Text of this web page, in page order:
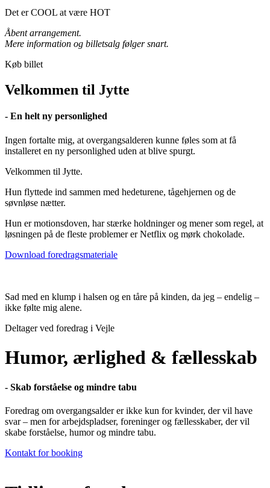
Det er COOL at være HOT
Åbent arrangement.
Mere information og billetsalg følger snart.
Køb billet
Velkommen til Jytte
- En helt ny personlighed
Ingen fortalte mig, at overgangsalderen kunne føles som at få
installeret en ny personlighed uden at blive spurgt.
Velkommen til Jytte.
Hun flyttede ind sammen med hedeturene, tågehjernen og de
søvnløse nætter.
Hun er motionsdoven, har stærke holdninger og mener som regel, at
løsningen på de fleste problemer er Netflix og mørk chokolade.
Download foredragsmateriale
Sad med en klump i halsen og en tåre på kinden, da jeg – endelig –
ikke følte mig alene.
Deltager ved foredrag i Vejle
Humor, ærlighed & fællesskab
- Skab forståelse og mindre tabu
Foredrag om overgangsalder er ikke kun for kvinder, der vil have
svar – men for arbejdspladser, foreninger og fællesskaber, der vil
skabe forståelse, humor og mindre tabu.
Kontakt for booking